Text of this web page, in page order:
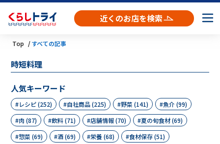
近くのお店を検索
Top すべての記事
時短料理
人気キーワード
レシピ (252) 自社商品 (225) 野菜 (141)
魚介 (99)
肉 (87)
飲料 (71) 店舗情報 (70)
夏の旬食材 (69)
惣菜 (69)
酒 (69) 栄養 (68)
食材保存 (51)